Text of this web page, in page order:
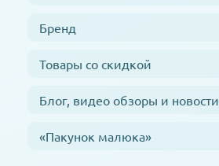
Бренд
Товары со скидкой
Блог, видео обзоры и новости
«Пакунок малюка»